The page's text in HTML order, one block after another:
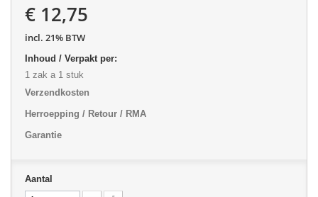
€ 12,75
incl. 21% BTW
Inhoud / Verpakt per:
1 zak a 1 stuk
Verzendkosten
Herroepping / Retour / RMA
Garantie
Aantal